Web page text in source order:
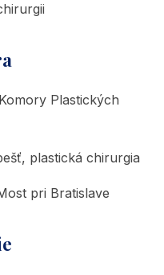
Plastických
plastická chirurgia
pri Bratislave